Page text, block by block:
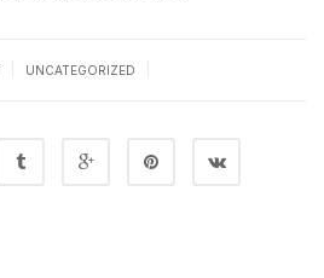
UNCATEGORIZED